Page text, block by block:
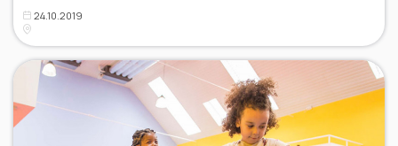
24.10.2019